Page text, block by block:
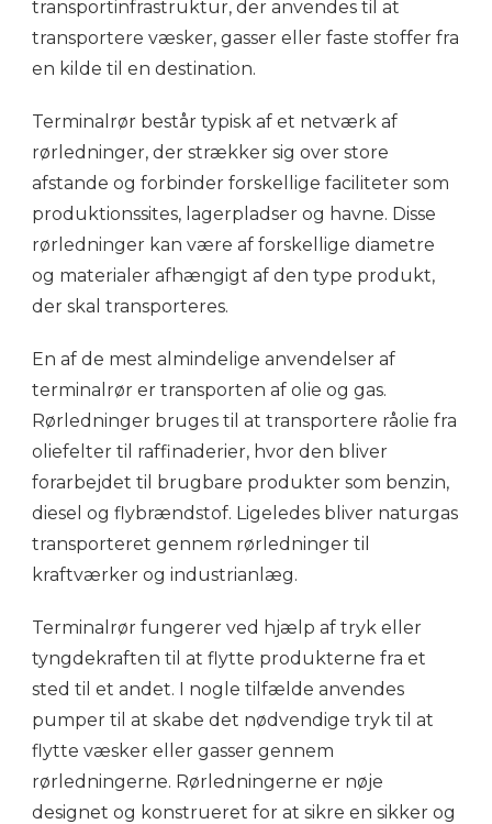
transportinfrastruktur, der anvendes til at
transportere væsker, gasser eller faste stoffer fra
en kilde til en destination.
Terminalrør består typisk af et netværk af
rørledninger, der strækker sig over store
afstande og forbinder forskellige faciliteter som
produktionssites, lagerpladser og havne. Disse
rørledninger kan være af forskellige diametre
og materialer afhængigt af den type produkt,
der skal transporteres.
En af de mest almindelige anvendelser af
terminalrør er transporten af olie og gas.
Rørledninger bruges til at transportere råolie fra
oliefelter til raffinaderier, hvor den bliver
forarbejdet til brugbare produkter som benzin,
diesel og flybrændstof. Ligeledes bliver naturgas
transporteret gennem rørledninger til
kraftværker og industrianlæg.
Terminalrør fungerer ved hjælp af tryk eller
tyngdekraften til at flytte produkterne fra et
sted til et andet. I nogle tilfælde anvendes
pumper til at skabe det nødvendige tryk til at
flytte væsker eller gasser gennem
rørledningerne. Rørledningerne er nøje
designet og konstrueret for at sikre en sikker og